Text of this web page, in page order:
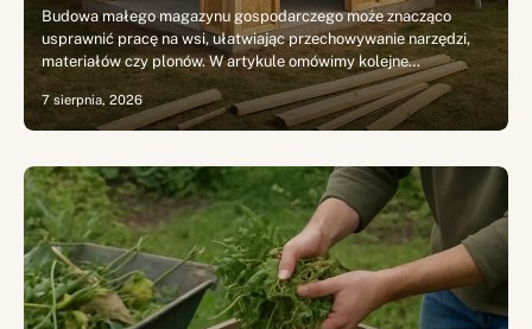
Budowa małego magazynu gospodarczego może znacząco
usprawnić pracę na wsi, ułatwiając przechowywanie narzędzi,
materiałów czy plonów. W artykule omówimy kolejne…
7 sierpnia, 2026